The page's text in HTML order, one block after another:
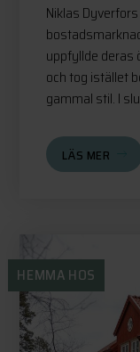
Niklas
uppfyllde deras
och tog istället
gammal stil. I
LÄS MER
HEMMA HOS